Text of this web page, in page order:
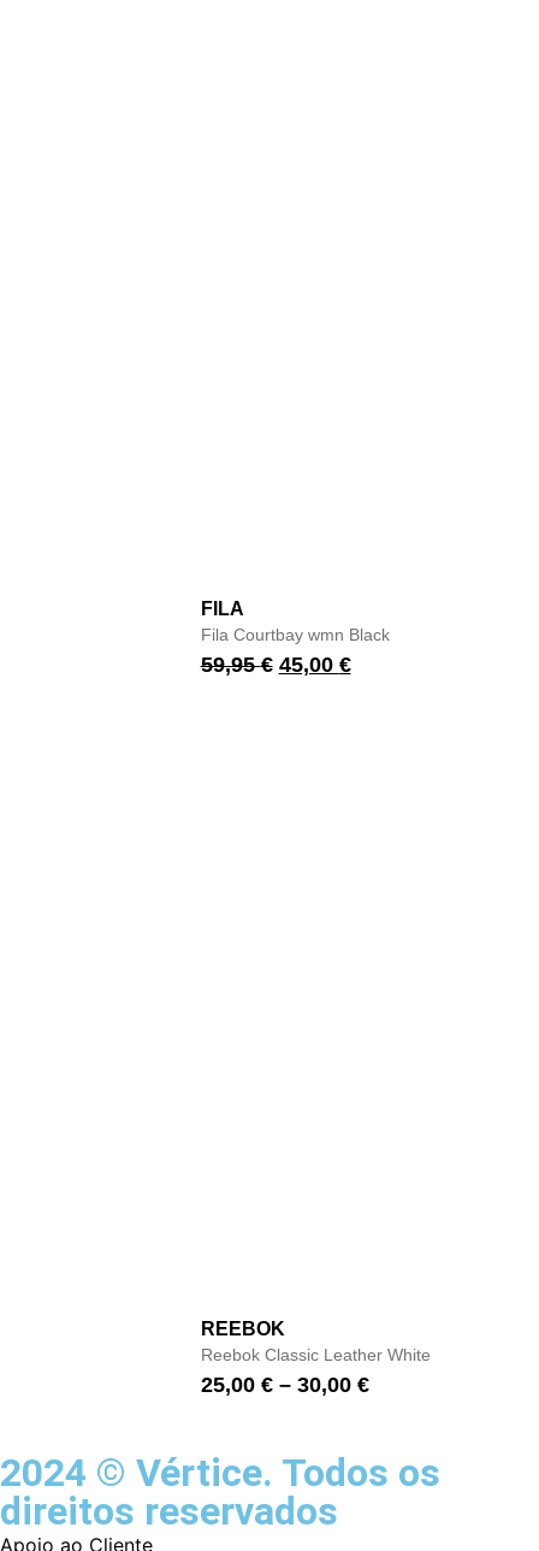
FILA
Fila Courtbay wmn Black
59,95€ 45,00 €
REEBOK
Reebok Classic Leather White
25,00 € – 30,00 €
2024 © Vértice. Todos os
direitos reservados
Apoio ao Cliente